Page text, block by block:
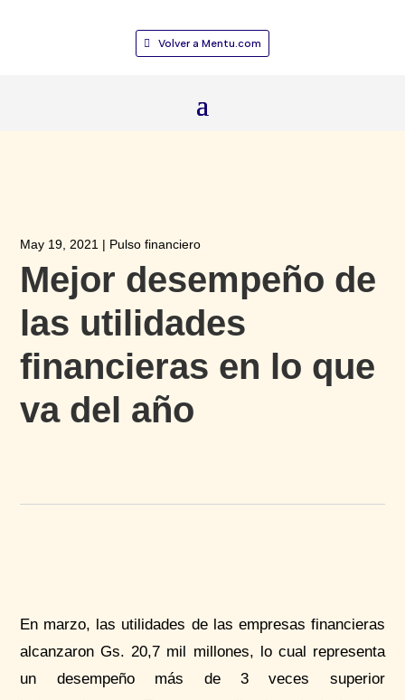
Volver a Mentu.com
May 19, 2021 | Pulso financiero
Mejor desempeño de
las utilidades
financieras en lo que
va del año
En marzo, las utilidades de las empresas financieras
alcanzaron Gs. 20,7 mil millones, lo cual representa
un desempeño más de 3 veces superior